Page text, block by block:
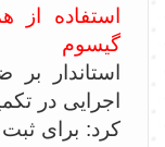
استفاده
گیسوم
استاندار
اجرایی در
کرد: برای